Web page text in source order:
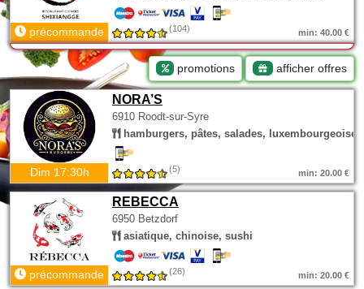
précommande (104) min: 40.00 €
promotions afficher offres
NORA’S
6910 Roodt-sur-Syre
hamburgers, pâtes, salades, luxembourgeoise
Dim 17:30h (5) min: 20.00 €
REBECCA
6950 Betzdorf
asiatique, chinoise, sushi
précommande (26) min: 20.00 €